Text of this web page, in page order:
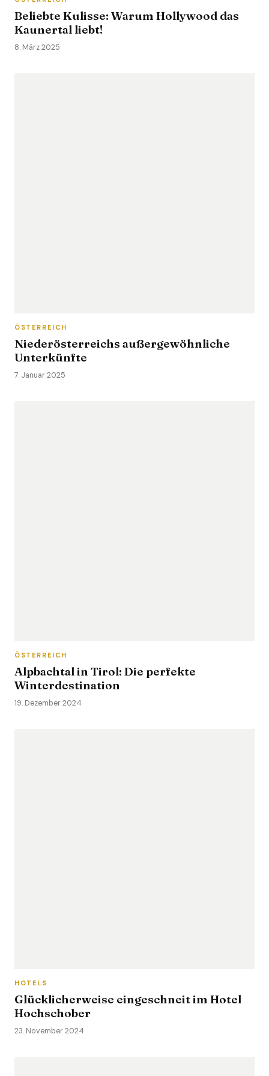
Beliebte Kulisse: Warum Hollywood das
Kaunertal liebt!
8. März 2025
ÖSTERREICH
Niederösterreichs außergewöhnliche
Unterkünfte
7. Januar 2025
ÖSTERREICH
Alpbachtal in Tirol: Die perfekte
Winterdestination
19. Dezember 2024
HOTELS
Glücklicherweise eingeschneit im Hotel
Hochschober
23. November 2024